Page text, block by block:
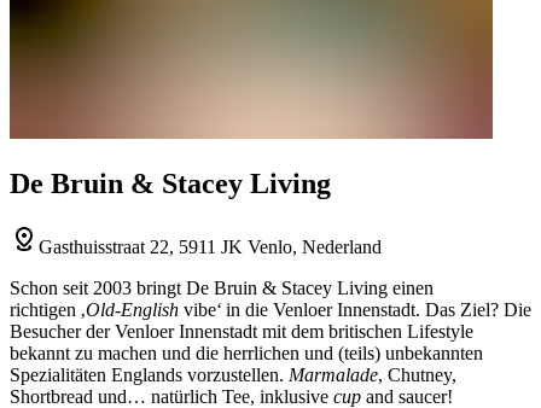
De Bruin & Stacey Living
Gasthuisstraat 22, 5911 JK Venlo, Nederland
Schon seit 2003 bringt De Bruin & Stacey Living einen
richtigen ‚Old-English vibe‘ in die Venloer Innenstadt. Das Ziel? Die
Besucher der Venloer Innenstadt mit dem britischen Lifestyle
bekannt zu machen und die herrlichen und (teils) unbekannten
Spezialitäten Englands vorzustellen. Marmalade, Chutney,
Shortbread und… natürlich Tee, inklusive cup and saucer!